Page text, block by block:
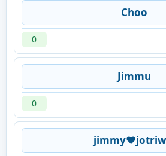
Choo
0
Jimmu
0